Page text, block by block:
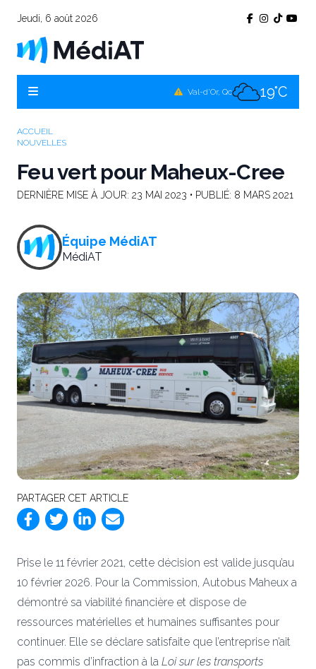
Jeudi, 6 août 2026
Val-d'Or, Qc 19°C
ACCUEIL
NOUVELLES
Feu vert pour Maheux-Cree
DERNIÈRE MISE À JOUR: 23 MAI 2023 • PUBLIÉ: 8 MARS 2021
Équipe MédiAT
MédiAT
PARTAGER CET ARTICLE
Prise le 11 février 2021, cette décision est valide jusqu’au
10 février 2026. Pour la Commission, Autobus Maheux a
démontré sa viabilité financière et dispose de
ressources matérielles et humaines suffisantes pour
continuer. Elle se déclare satisfaite que l’entreprise n’ait
pas commis d’infraction à la Loi sur les transports